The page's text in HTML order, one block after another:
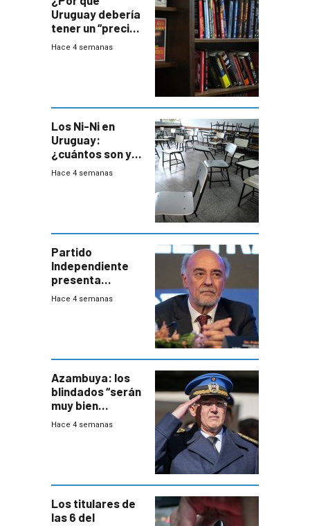
Uruguay debería
tener un “precio
único” en los
Hace 4 semanas
Los Ni-Ni en
Uruguay:
¿cuántos son y
en dónde están?
Hace 4 semanas
Partido
Independiente
presenta
demanda civil
Hace 4 semanas
Azambuya: los
blindados “serán
muy bien
recibidos” por los
Hace 4 semanas
Los titulares de
las 6 del